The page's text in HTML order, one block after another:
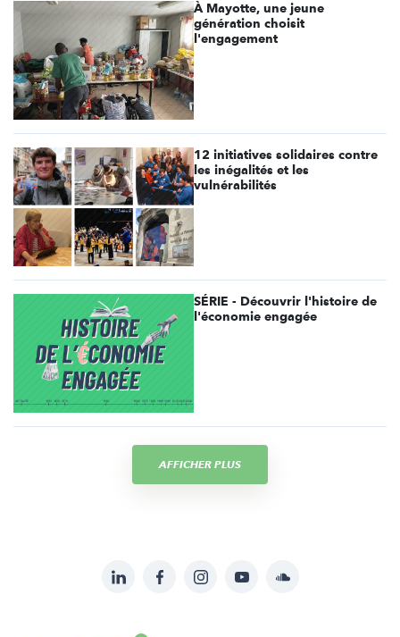
À Mayotte, une jeune
génération choisit
l'engagement
12 initiatives solidaires contre
les inégalités et les
vulnérabilités
SÉRIE - Découvrir l'histoire de
l'économie engagée
AFFICHER PLUS
LinkedInFacebookInstagramYouTubeSoundcloud